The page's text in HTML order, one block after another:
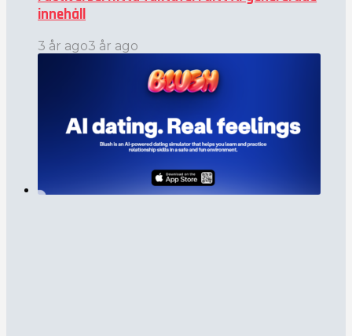
innehåll
3 år ago3 år ago